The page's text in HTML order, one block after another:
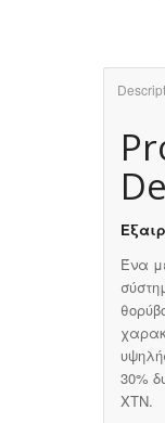
Ένα
30%
XTN.